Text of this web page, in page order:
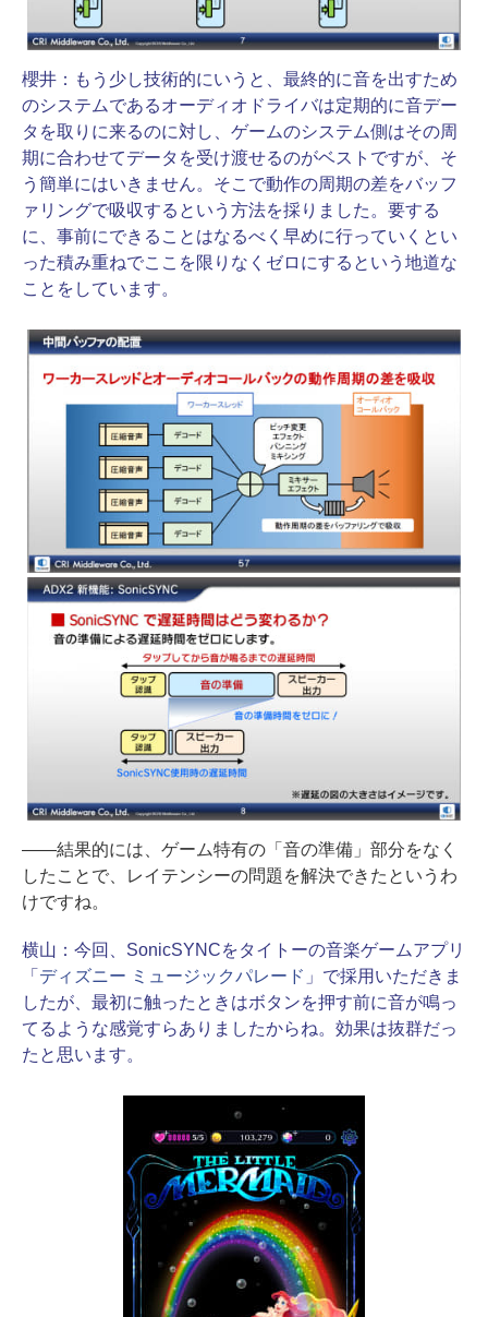
櫻井： もう少し技術的にいうと、最終的に音を出すため
のシステムであるオーディオドライバは定期的に音デー
タを取りに来るのに対し、ゲームのシステム側はその周
期に合わせてデータを受け渡せるのがベストですが、そ
う簡単にはいきません。そこで動作の周期の差をバッフ
ァリングで吸収するという方法を採りました。要する
に、事前にできることはなるべく早めに行っていくとい
った積み重ねでここを限りなくゼロにするという地道な
ことをしています。
――結果的には、ゲーム特有の「音の準備」部分をなく
したことで、レイテンシーの問題を解決できたというわ
けですね。
横山： 今回、SonicSYNCをタイトーの音楽ゲームアプリ
「 ディズニー ミュージックパレード 」で採用いただきま
したが、最初に触ったときはボタンを押す前に音が鳴っ
てるような感覚すらありましたからね。効果は抜群だっ
たと思います。